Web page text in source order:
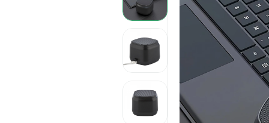
1
Şirketin için ihtiyacın olan farklı
kategorilerde binlerce kaliteli ve
ürünü, seçkin marka ve üretici
garantisi ile Promozone'da